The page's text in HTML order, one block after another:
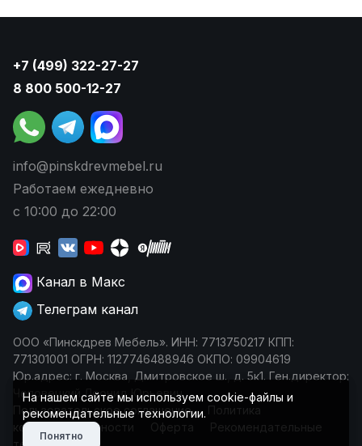
+7 (499) 322-27-27
8 800 500-12-27
info@pinskdrevmebel.ru
Работаем ежедневно
с 10:00 до 22:00
Канал в Макс
Телеграм канал
ООО «Пинскдрев Мебель». ИНН: 7713750217 КПП:
771301001 ОГРН: 1127746488946 ОКПО: 09904619
Юр.адрес: г. Москва, Дмитровское ш., д. 5к1. Ген.директор:
Чеповецкий Леонид Юрьевич
Пользовательское соглашение
Политика
конфиденциальности
Оферта
Рекомендательные
На нашем сайте мы используем cookie-файлы и
рекомендательные технологии.
Понятно